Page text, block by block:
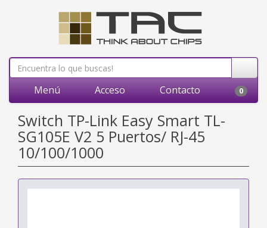
Menú Acceso Contacto 0
Switch TP-Link Easy Smart TL-
SG105E V2 5 Puertos/ RJ-45
10/100/1000